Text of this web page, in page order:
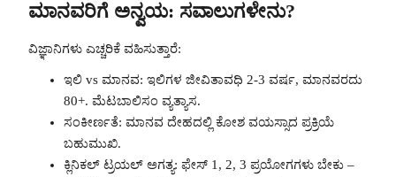
ಮಾನವರಿಗೆ ಅನ್ವಯ: ಸವಾಲುಗಳೇನು?
ವಿಜ್ಞಾನಿಗಳು ಎಚ್ಚರಿಕೆ ವಹಿಸುತ್ತಾರೆ:
ಇಲಿ vs ಮಾನವ: ಇಲಿಗಳ ಜೀವಿತಾವಧಿ 2-3 ವರ್ಷ, ಮಾನವರದು
80+. ಮೆಟಬಾಲಿಸಂ ವ್ಯತ್ಯಾಸ.
ಸಂಕೀರ್ಣತೆ: ಮಾನವ ದೇಹದಲ್ಲಿ ಕೋಶ ವಯಸ್ಸಾದ ಪ್ರಕ್ರಿಯೆ
ಬಹುಮುಖಿ.
ಕ್ಲಿನಿಕಲ್ ಟ್ರಯಲ್ ಅಗತ್ಯ: ಫೇಸ್ 1, 2, 3 ಪ್ರಯೋಗಗಳು ಬೇಕು –